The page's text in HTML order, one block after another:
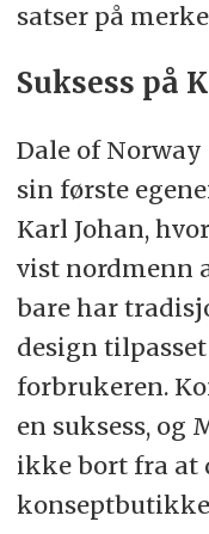
satser på
Suksess på
Dale of Norway
sin første
Karl Johan,
vist nordmenn
bare har
design
forbrukeren.
en suksess, og
ikke bort fra at